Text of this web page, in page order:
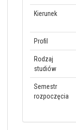
Kierunek
Profil
Rodzaj
studiów
Semestr
rozpoczęcia